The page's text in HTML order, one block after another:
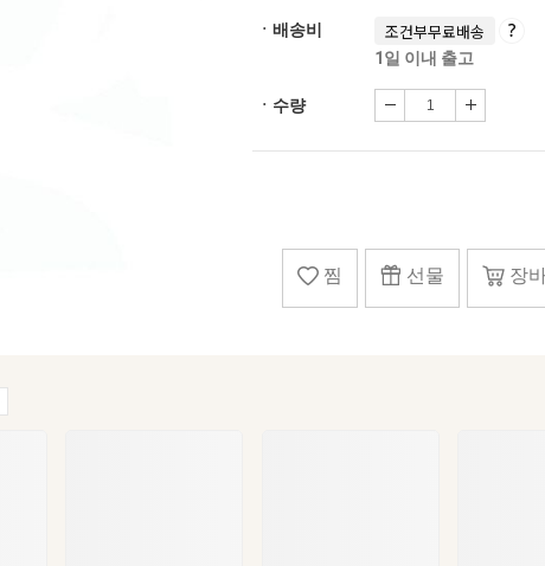
ㆍ배송비 조건부무료배송
1일 이내 출고
ㆍ수량
찜 선물 장